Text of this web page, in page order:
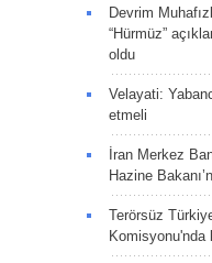
Devrim
“Hürmüz”
oldu
Velayati:
etmeli
İran Merkez
Hazine
Terörsüz
Komisyonu'nda